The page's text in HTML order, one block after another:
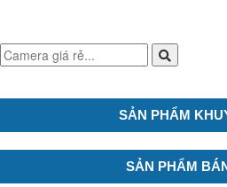
SẢN PHẨM
SẢN PHẨM